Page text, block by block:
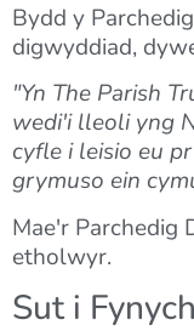
Bydd y
digwyddiad,
"Yn The Parish
wedi'i lleoli yng
cyfle i leisio eu
grymuso ein
Mae'r Parchedig
etholwyr.
Sut i